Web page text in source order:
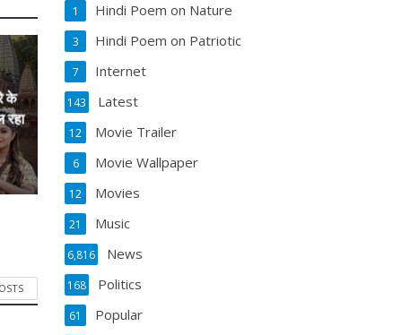
के
रहा
Hindi Poem on Nature
1
Hindi Poem on Patriotic
3
Internet
7
Latest
143
Movie Trailer
12
Movie Wallpaper
6
Movies
12
Music
21
News
6,816
Politics
168
Popular
61